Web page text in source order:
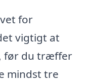
for
vigtigt at
før du træffer
mindst tre